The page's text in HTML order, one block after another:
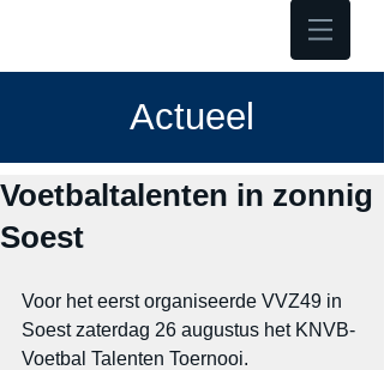
Actueel
Voetbaltalenten in zonnig
Soest
Voor het eerst organiseerde VVZ49 in
Soest zaterdag 26 augustus het KNVB-
Voetbal Talenten Toernooi.